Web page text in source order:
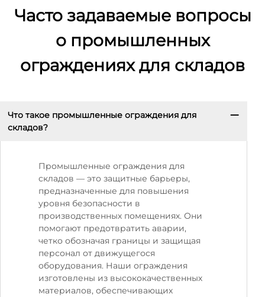
Часто задаваемые вопросы
о промышленных
ограждениях для складов
Что такое промышленные ограждения для
складов?
Промышленные ограждения для
складов — это защитные барьеры,
предназначенные для повышения
уровня безопасности в
производственных помещениях. Они
помогают предотвратить аварии,
четко обозначая границы и защищая
персонал от движущегося
оборудования. Наши ограждения
изготовлены из высококачественных
материалов, обеспечивающих